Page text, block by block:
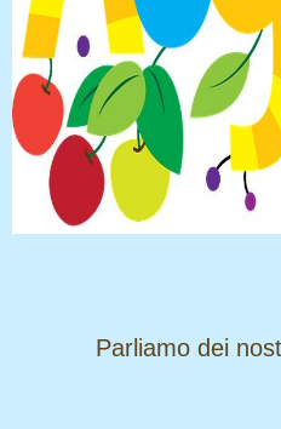
​​​​​​​Parliamo dei